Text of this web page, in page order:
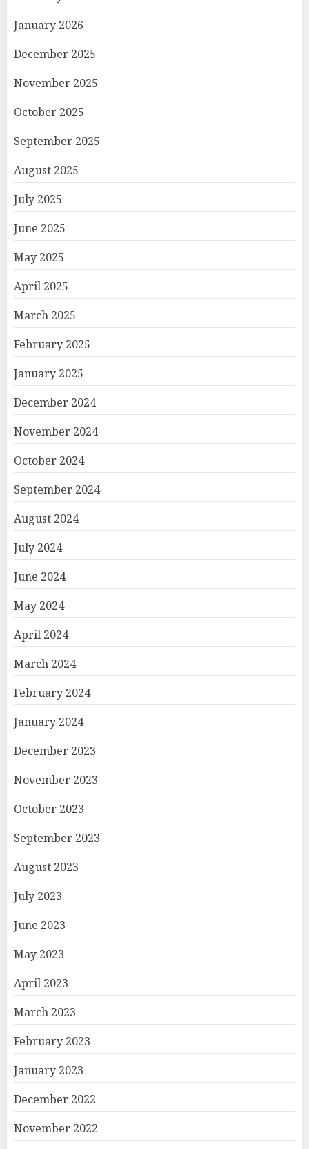
January 2026
December 2025
November 2025
October 2025
September 2025
August 2025
July 2025
June 2025
May 2025
April 2025
March 2025
February 2025
January 2025
December 2024
November 2024
October 2024
September 2024
August 2024
July 2024
June 2024
May 2024
April 2024
March 2024
February 2024
January 2024
December 2023
November 2023
October 2023
September 2023
August 2023
July 2023
June 2023
May 2023
April 2023
March 2023
February 2023
January 2023
December 2022
November 2022